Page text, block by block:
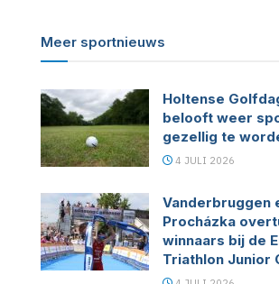
Meer sportnieuws
Holtense
belooft weer
gezellig te
4 JULI 2026
Vanderbruggen
Procházka
winnaars bij de
Triathlon Junior